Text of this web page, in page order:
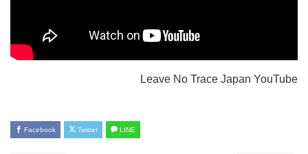
Leave No Trace Japan YouTube
Facebook Twitter LINE